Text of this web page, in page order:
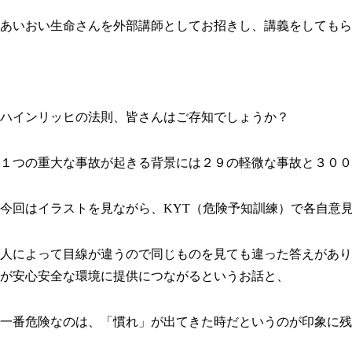
あいおい生命さんを外部講師としてお招きし、講義をしても
ハインリッヒの法則、皆さんはご存知でしょうか？
１つの重大な事故が起きる背景には２９の軽微な事故と３０
今回はイラストを見ながら、KYT（危険予知訓練）で各自意
人によって目線が違うので同じものを見ても違った答えがあ
が安心安全な環境に提供につながるというお話と、
一番危険なのは、「慣れ」が出てきた時だというのが印象に